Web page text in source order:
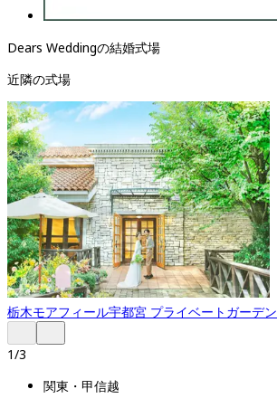
Dears Weddingの結婚式場
近隣の式場
栃木モアフィール宇都宮 プライベートガーデン
1/3
関東・甲信越